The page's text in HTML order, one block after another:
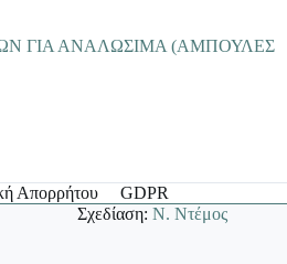
ΓΙΑ ΑΝΑΛΩΣΙΜΑ (ΑΜΠΟΥΛΕΣ
Απορρήτου
GDPR
Σχεδίαση:Ν. Ντέμος